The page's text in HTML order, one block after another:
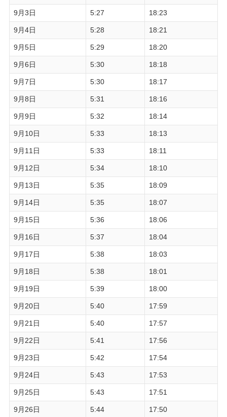
9月3日 5:27 18:23
9月4日 5:28 18:21
9月5日 5:29 18:20
9月6日 5:30 18:18
9月7日 5:30 18:17
9月8日 5:31 18:16
9月9日 5:32 18:14
9月10日 5:33 18:13
9月11日 5:33 18:11
9月12日 5:34 18:10
9月13日 5:35 18:09
9月14日 5:35 18:07
9月15日 5:36 18:06
9月16日 5:37 18:04
9月17日 5:38 18:03
9月18日 5:38 18:01
9月19日 5:39 18:00
9月20日 5:40 17:59
9月21日 5:40 17:57
9月22日 5:41 17:56
9月23日 5:42 17:54
9月24日 5:43 17:53
9月25日 5:43 17:51
9月26日 5:44 17:50